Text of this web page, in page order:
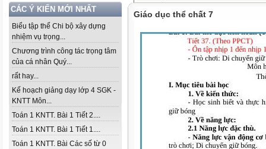
CÁC Ý KIẾN MỚI NHẤT
Biểu tập thể Chi bộ xây dựng
nhiệm vụ trọng...
Chương trình công tác trọng tâm
của cá nhân Quý...
rất hay...
Kế hoạch giảng dạy lớp 4 SGK -
KNTT Môn...
Toán 1 KNTT. Bài 1 Tiết 2....
Toán 1 KNTT. Bài 1 Tiết 1....
Toán 1 KNTT. Bài Các số từ 0
Giáo dục thể chất 7